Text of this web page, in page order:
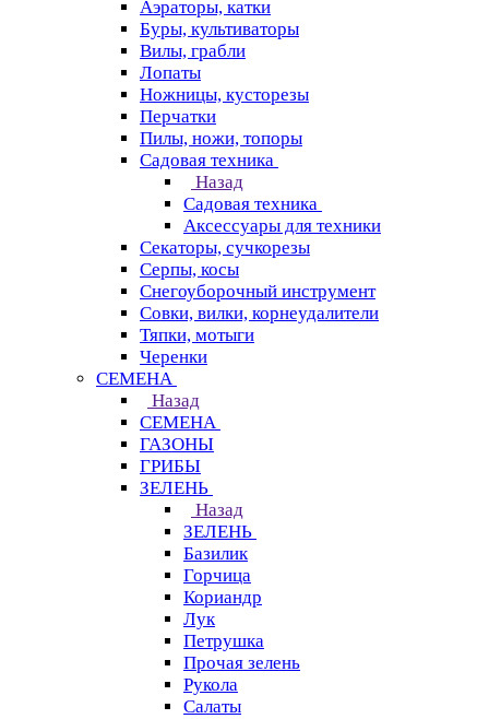
Аэраторы, катки
Буры, культиваторы
Вилы, грабли
Лопаты
Ножницы, кусторезы
Перчатки
Пилы, ножи, топоры
Садовая техника
Назад
Садовая техника
Аксессуары для техники
Секаторы, сучкорезы
Серпы, косы
Снегоуборочный инструмент
Совки, вилки, корнеудалители
Тяпки, мотыги
Черенки
СЕМЕНА
Назад
СЕМЕНА
ГАЗОНЫ
ГРИБЫ
ЗЕЛЕНЬ
Назад
ЗЕЛЕНЬ
Базилик
Горчица
Кориандр
Лук
Петрушка
Прочая зелень
Рукола
Салаты